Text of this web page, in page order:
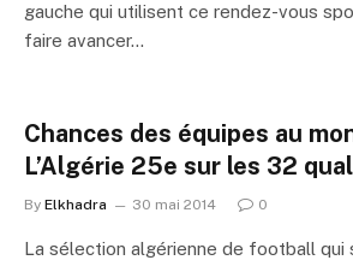
gauche qui utilisent ce rendez-vous
faire avancer…
Chances des équipes au
L’Algérie 25e sur les 32
By Elkhadra 30 mai 2014 0
La sélection algérienne de football qui